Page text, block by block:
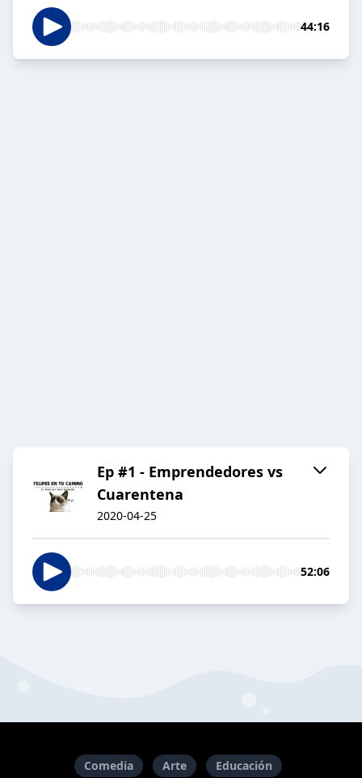
44:16
Ep #1 - Emprendedores vs
Cuarentena
2020-04-25
52:06
Comedia Arte Educación